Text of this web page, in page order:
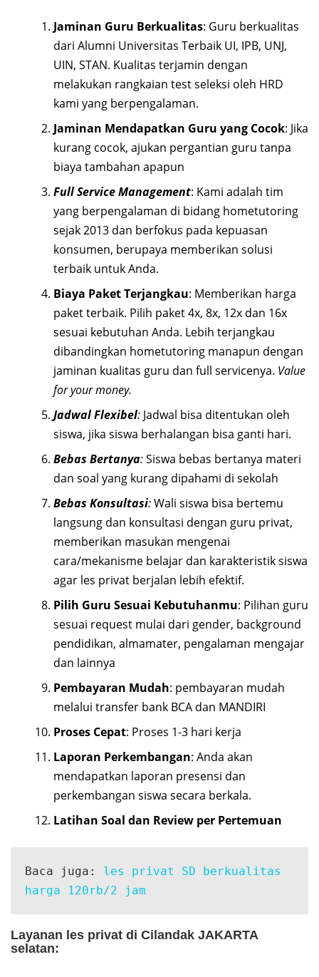
Jaminan Guru Berkualitas: Guru berkualitas
dari Alumni Universitas Terbaik UI, IPB, UNJ,
UIN, STAN. Kualitas terjamin dengan
melakukan rangkaian test seleksi oleh HRD
kami yang berpengalaman.
Jaminan Mendapatkan Guru yang Cocok: Jika
kurang cocok, ajukan pergantian guru tanpa
biaya tambahan apapun
Full Service Management: Kami adalah tim
yang berpengalaman di bidang hometutoring
sejak 2013 dan berfokus pada kepuasan
konsumen, berupaya memberikan solusi
terbaik untuk Anda.
Biaya Paket Terjangkau: Memberikan harga
paket terbaik. Pilih paket 4x, 8x, 12x dan 16x
sesuai kebutuhan Anda. Lebih terjangkau
dibandingkan hometutoring manapun dengan
jaminan kualitas guru dan full servicenya. Value
for your money.
Jadwal Flexibel: Jadwal bisa ditentukan oleh
siswa, jika siswa berhalangan bisa ganti hari.
Bebas Bertanya:Siswa bebas bertanya materi
dan soal yang kurang dipahami di sekolah
Bebas Konsultasi:Wali siswa bisa bertemu
langsung dan konsultasi dengan guru privat,
memberikan masukan mengenai
cara/mekanisme belajar dan karakteristik siswa
agar les privat berjalan lebih efektif.
Pilih Guru Sesuai Kebutuhanmu: Pilihan guru
sesuai request mulai dari gender, background
pendidikan, almamater, pengalaman mengajar
dan lainnya
Pembayaran Mudah: pembayaran mudah
melalui transfer bank BCA dan MANDIRI
Proses Cepat: Proses 1-3 hari kerja
Laporan Perkembangan: Anda akan
mendapatkan laporan presensi dan
perkembangan siswa secara berkala.
Latihan Soal dan Review per Pertemuan
Baca juga: les privat SD berkualitas
harga 120rb/2 jam
Layanan les privat di Cilandak JAKARTA
selatan: